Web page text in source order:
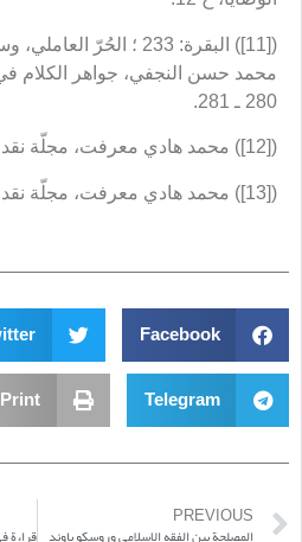
280 ـ 281.
([12]) محمد هادي معرفت، مجلّة نقد ونظر: 23 ـ 27.
([13]) محمد هادي معرفت، مجلّة نقد ونظر: 29.
Facebook
Telegram
Print
PREVIOUS